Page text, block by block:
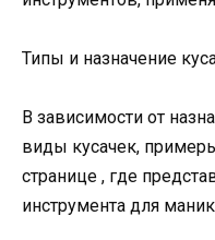
Типы и назначение
В зависимости от
виды кусачек,
странице , где
инструмента для